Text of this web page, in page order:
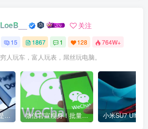
LoeB__ 关注
15 1867 1 128 764W+
穷人玩车，富人玩表，屌丝玩电脑。
移动光猫超级密码是多少？移动光猫超级管理员后台账号与密码 微信官宣瘦身！批量清理原图新功能来了 安卓、iOS均可使用